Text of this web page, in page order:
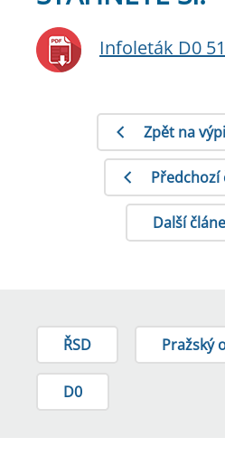
Infoleták D0
Zpět na
Předchozí
Další
ŘSD Pražský
D0